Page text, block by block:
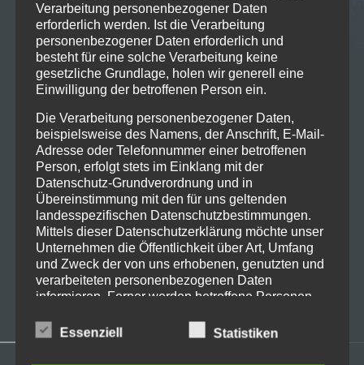
Live on Stage: 2026-05-21 Russian
Circles @ Technikum Muc
Live on Stage: 2026-03-21 Heaven
Shall Burn @Zenith Muc
Live on Stage: 2025-12-20
Kraftwerk @ Zenith München
Verarbeitung personenbezogener Daten
erforderlich werden. Ist die Verarbeitung
personenbezogener Daten erforderlich und
besteht für eine solche Verarbeitung keine
gesetzliche Grundlage, holen wir generell eine
Einwilligung der betroffenen Person ein.
Die Verarbeitung personenbezogener Daten,
beispielsweise des Namens, der Anschrift, E-Mail-
Adresse oder Telefonnummer einer betroffenen
Person, erfolgt stets im Einklang mit der
Datenschutz-Grundverordnung und in
Übereinstimmung mit den für uns geltenden
landesspezifischen Datenschutzbestimmungen.
Mittels dieser Datenschutzerklärung möchte unser
Unternehmen die Öffentlichkeit über Art, Umfang
und Zweck der von uns erhobenen, genutzten und
verarbeiteten personenbezogenen Daten
informieren. Ferner werden betroffene Personen
zustehenden Rechte aufgeklärt.
Essenziell Statistiken